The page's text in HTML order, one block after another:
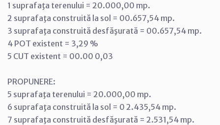
1 suprafaţa terenului = 20.000,00 mp.
2 suprafaţa construită la sol = 00.657,54 mp.
3 suprafaţa construită desfăşurată = 00.657,54 mp.
4 POT existent = 3,29 %
5 CUT existent = 00.00 0,03
PROPUNERE:
5 suprafaţa terenului = 20.000,00 mp.
6 suprafaţa construită la sol = 0 2.435,54 mp.
7 suprafaţa construită desfăşurată = 2.531,54 mp.